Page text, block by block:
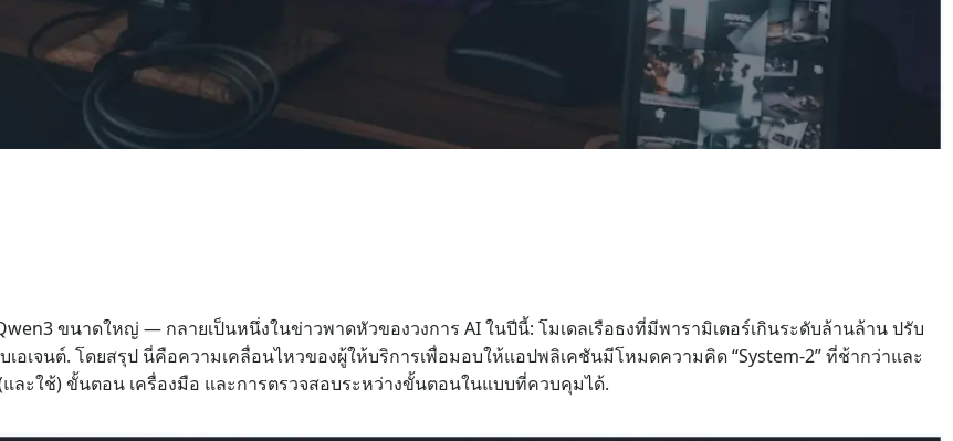
ขนาดใหญ่ — กลายเป็นหนึ่งในข่าวพาดหัวของวงการ AI ในปีนี้: โมเดลเรือธงที่มีพารามิเตอร์เกินระดับล้านล้าน ปรับ
เอเจนต์. โดยสรุป นี่คือความเคลื่อนไหวของผู้ให้บริการเพื่อมอบให้แอปพลิเคชันมีโหมดความคิด “System-2” ที่ช้ากว่าและ
ละใช้) ขั้นตอน เครื่องมือ และการตรวจสอบระหว่างขั้นตอนในแบบที่ควบคุมได้.